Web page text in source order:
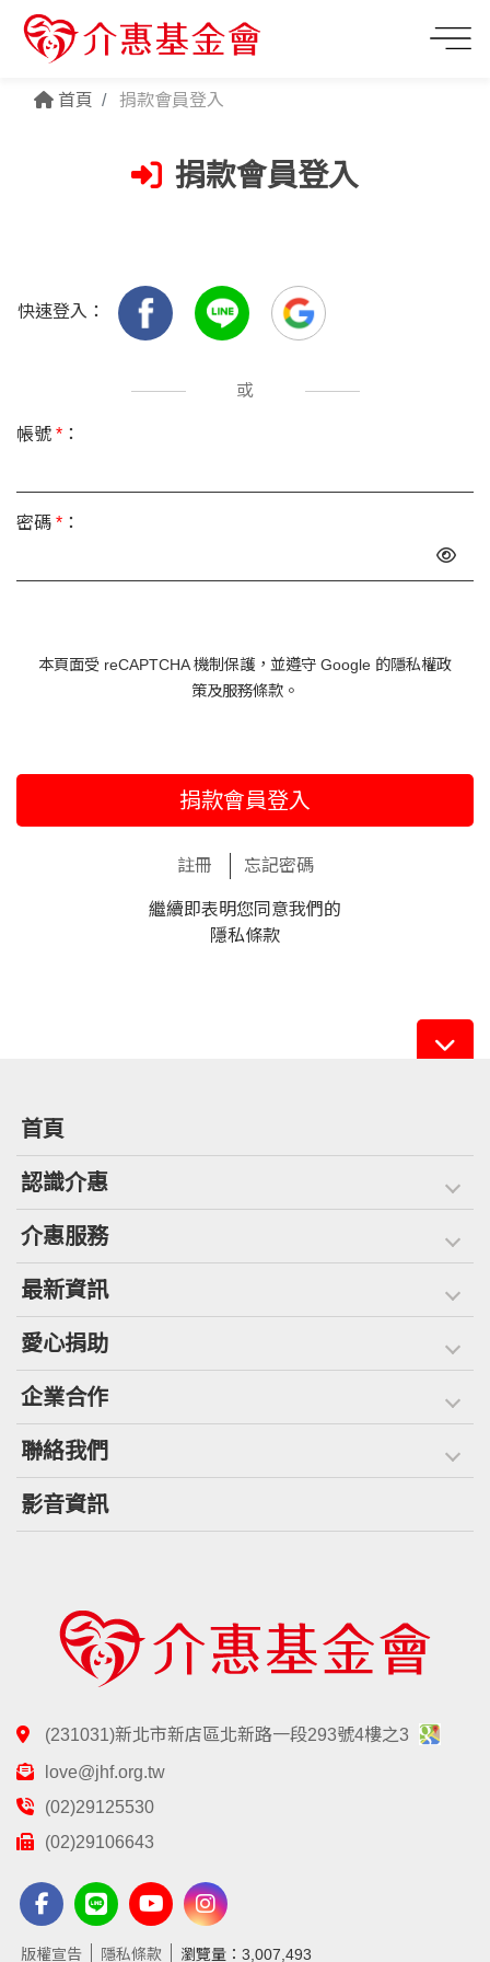
首頁 捐款會員登入
捐款會員登入
快速登入：
或
帳號 * ：
密碼 * ：
本頁面受 reCAPTCHA 機制保護，並遵守 Google 的隱私權政
策及服務條款 。
捐款會員登入
註冊 忘記密碼
繼續即表明您同意我們的
隱私條款
首頁
認識介惠
介惠服務
最新資訊
愛心捐助
企業合作
聯絡我們
影音資訊
(231031)新北市新店區北新路一段293號4樓之3
love@jhf.org.tw
(02)29125530
(02)29106643
版權宣告 隱私條款 瀏覽量：3,007,493